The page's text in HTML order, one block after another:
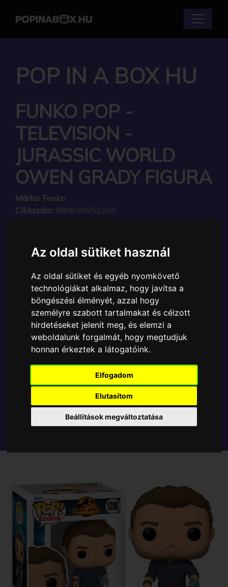
Az oldal sütiket használ
Az oldal sütiket és egyéb nyomkövető
technológiákat alkalmaz, hogy javítsa a
böngészési élményét, azzal hogy
személyre szabott tartalmakat és célzott
hirdetéseket jelenít meg, és elemzi a
weboldalunk forgalmát, hogy megtudjuk
honnan érkeztek a látogatóink.
Elfogadom
Elutasítom
Beállítások megváltoztatása
POP IN A BOX HU
FUNKO POP -
TELEVISION -
JURASSIC WORLD
OWEN GRADY FIGURA
Márka: Funko
Cikkszám: 889698552950
A Funko POP - Television egyik népszerű terméke a
figura, amely ablakos csomagolásban azaz - POP In
a Box - várja új gazdáját.
TOVÁBB A VÁSÁRLÁSRA
Tetszik? Osszd meg másokkal!